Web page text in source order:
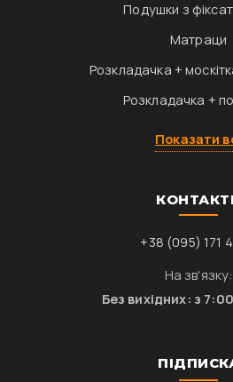
Подушки з
Матраци
Розкладачка +
Розкладачка +
Показати
+38 (095) 171
На зв'язку:
Без вихідних: з